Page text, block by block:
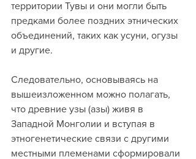
территории Тувы и они могли быть
предками более поздних этнических
объединений, таких как усуни, огузы
и другие.
Следовательно, основываясь на
вышеизложенном можно полагать,
что древние узы (азы) живя в
Западной Монголии и вступая в
этногенетические связи с другими
местными племенами сформировали